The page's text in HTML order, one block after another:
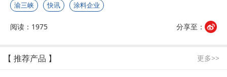
渝三峡 快讯 涂料企业
阅读：1975 分享至：
【 推荐产品 】 更多>>